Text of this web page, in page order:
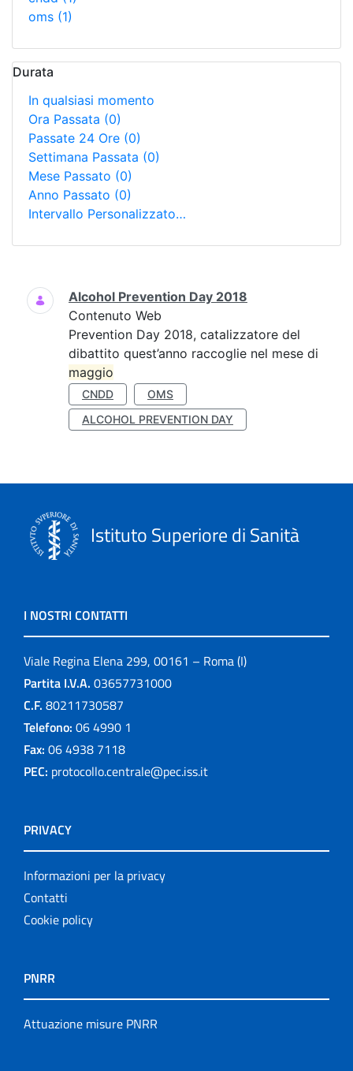
oms (1)
Durata
In qualsiasi momento
Ora Passata (0)
Passate 24 Ore (0)
Settimana Passata (0)
Mese Passato (0)
Anno Passato (0)
Intervallo Personalizzato…
Ricerca
Alcohol Prevention Day 2018
Contenuto Web
Prevention Day 2018, catalizzatore del
dibattito quest’anno raccoglie nel mese di
maggio
CNDD
OMS
ALCOHOL PREVENTION DAY
Istituto Superiore di Sanità
I NOSTRI CONTATTI
Viale Regina Elena 299, 00161 – Roma (I)
Partita I.V.A. 03657731000
C.F. 80211730587
Telefono: 06 4990 1
Fax: 06 4938 7118
PEC: protocollo.centrale@pec.iss.it
PRIVACY
Informazioni per la privacy
Contatti
Cookie policy
PNRR
Attuazione misure PNRR